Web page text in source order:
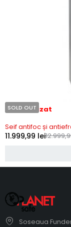
SOLD OUT
Stoc epuizat
Seif antifoc și
11.999,99 lei
Soseaua